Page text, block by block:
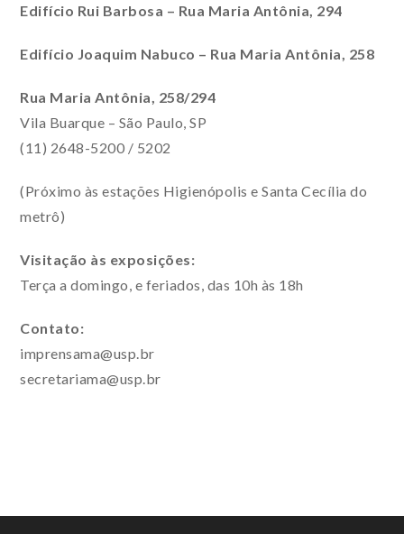
Edifício Rui Barbosa – Rua Maria Antônia, 294
Edifício Joaquim Nabuco – Rua Maria Antônia, 258
Rua Maria Antônia, 258/294
Vila Buarque – São Paulo, SP
(11) 2648-5200 / 5202
(Próximo às estações Higienópolis e Santa Cecília do
metrô)
Visitação às exposições:
Terça a domingo, e feriados, das 10h às 18h
Contato:
imprensama@usp.br
secretariama@usp.br